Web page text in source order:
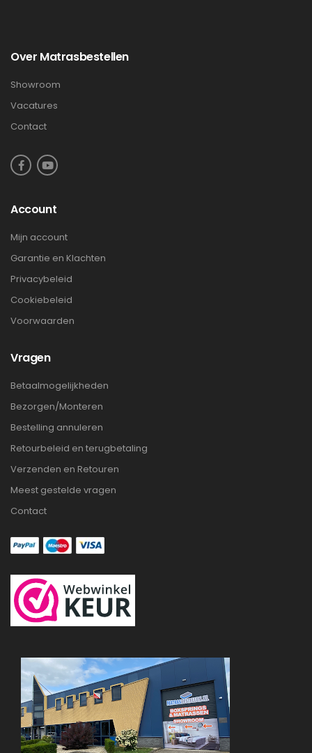
Over Matrasbestellen
Showroom
Vacatures
Contact
Account
Mijn account
Garantie en Klachten
Privacybeleid
Cookiebeleid
Voorwaarden
Vragen
Betaalmogelijkheden
Bezorgen/Monteren
Bestelling annuleren
Retourbeleid en terugbetaling
Verzenden en Retouren
Meest gestelde vragen
Contact